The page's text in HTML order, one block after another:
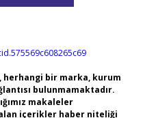
bir marka, kurum
bulunmamaktadır.
makaleler
içerikler haber niteliği